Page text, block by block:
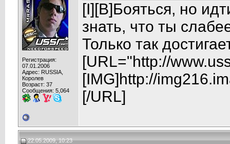
Регистрация:
07.01.2006
Адрес: RUSSIA,
Королев
Возраст: 37
Сообщения: 5,064
[I][B]Бояться, но
знать, что ты
Только так
[URL="http://
[IMG]http://
[/URL]
22.05.2009, 10:23